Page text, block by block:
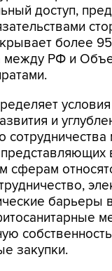
доступ,
более
между РФ и
и
сферам
барьеры
закупки.